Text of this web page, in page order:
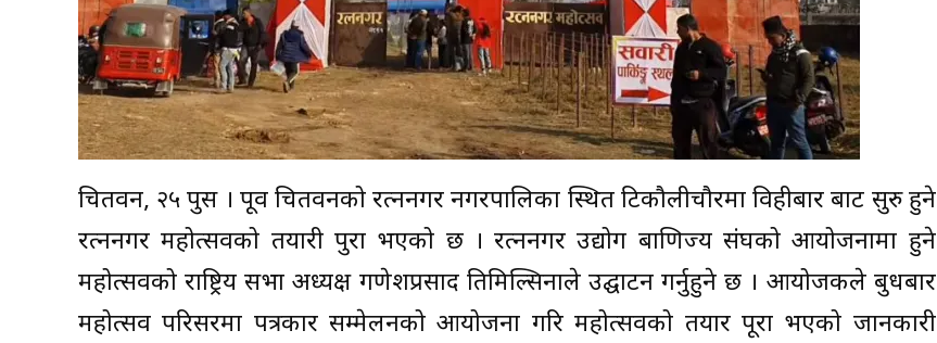
चितवन, २५ पुस । पूर्वी चितवनको रत्ननगर नगरपालिका स्थित टिकौलीचौरमा विहीबार बाट सुरु हुने
रत्ननगर महोत्सवको तयारी पुरा भएको छ । रत्ननगर उद्योग बाणिज्य संघको आयोजनामा हुने
महोत्सवको राष्ट्रिय सभा अध्यक्ष गणेशप्रसाद तिमिल्सिनाले उद्घाटन गर्नुहुने छ । आयोजकले बुधबार
महोत्सव परिसरमा पत्रकार सम्मेलनको आयोजना गरि महोत्सवको तयार पूरा भएको जानकारी